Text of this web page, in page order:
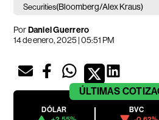
Securities(Bloomberg/Alex Kraus)
PorDaniel Guerrero
14 de enero, 2025 | 05:51 PM
ÚLTIMAS
DÓLAR
BVC